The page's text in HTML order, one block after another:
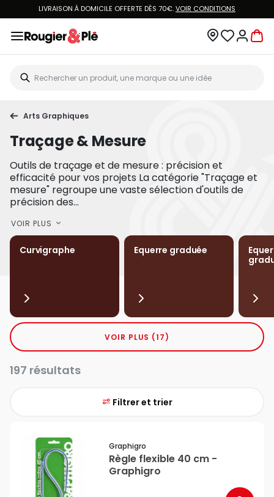
LIVRAISON À DOMICILE OFFERTE DÈS 70€.VOIR CONDITIONS
Arts Graphiques
Traçage & Mesure
Outils de traçage et de mesure : précision et
efficacité pour vos projets La catégorie "Traçage et
mesure" regroupe une vaste sélection d'outils de
précision des...
VOIR PLUS
Curvigraphe Equerre graduée
VOIR PLUS (17)
197 résultats
Filtrer et trier
Graphigro
Règle flexible 40 cm -
Graphigro